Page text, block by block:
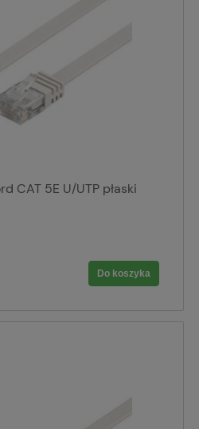
CAT 5E U/UTP płaski
Do koszyka